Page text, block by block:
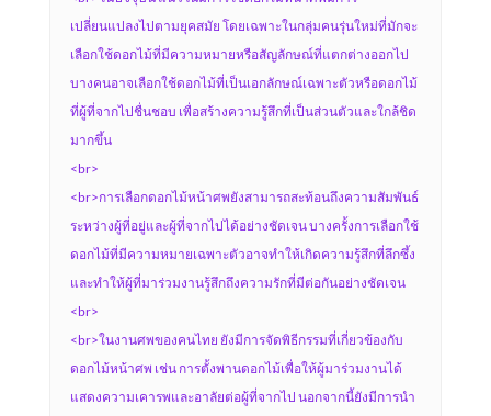
เปลี่ยนแปลงไปตามยุคสมัย โดยเฉพาะในกลุ่มคนรุ่นใหม่ที่มักจะ
เลือกใช้ดอกไม้ที่มีความหมายหรือสัญลักษณ์ที่แตกต่างออกไป
บางคนอาจเลือกใช้ดอกไม้ที่เป็นเอกลักษณ์เฉพาะตัวหรือดอกไม้
ที่ผู้ที่จากไปชื่นชอบ เพื่อสร้างความรู้สึกที่เป็นส่วนตัวและใกล้ชิด
มากขึ้น
<br>
<br>การเลือกดอกไม้หน้าศพยังสามารถสะท้อนถึงความสัมพันธ์
ระหว่างผู้ที่อยู่และผู้ที่จากไปได้อย่างชัดเจน บางครั้งการเลือกใช้
ดอกไม้ที่มีความหมายเฉพาะตัวอาจทำให้เกิดความรู้สึกที่ลึกซึ้ง
และทำให้ผู้ที่มาร่วมงานรู้สึกถึงความรักที่มีต่อกันอย่างชัดเจน
<br>
<br>ในงานศพของคนไทย ยังมีการจัดพิธีกรรมที่เกี่ยวข้องกับ
ดอกไม้หน้าศพ เช่น การตั้งพานดอกไม้เพื่อให้ผู้มาร่วมงานได้
แสดงความเคารพและอาลัยต่อผู้ที่จากไป นอกจากนี้ยังมีการนำ